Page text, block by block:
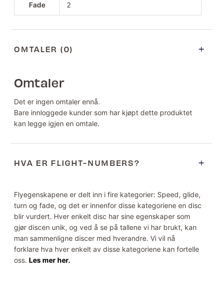
Fade 2
OMTALER (0)
Omtaler
Det er ingen omtaler ennå.
Bare innloggede kunder som har kjøpt dette produktet
kan legge igjen en omtale.
HVA ER FLIGHT-NUMBERS?
Flyegenskapene er delt inn i fire kategorier: Speed, glide,
turn og fade, og det er innenfor disse kategoriene en disc
blir vurdert. Hver enkelt disc har sine egenskaper som
gjør discen unik, og ved å se på tallene vi har brukt, kan
man sammenligne discer med hverandre. Vi vil nå
forklare hva hver enkelt av disse kategoriene kan fortelle
oss.Les mer her.